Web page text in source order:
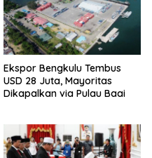
Ekspor Bengkulu Tembus
USD 28 Juta, Mayoritas
Dikapalkan via Pulau Baai